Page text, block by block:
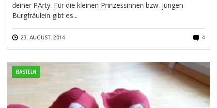
deiner PArty. Für die kleinen Prinzessinnen bzw. jungen
Burgfräulein gibt es...
23. AUGUST, 2014 4
BASTELN